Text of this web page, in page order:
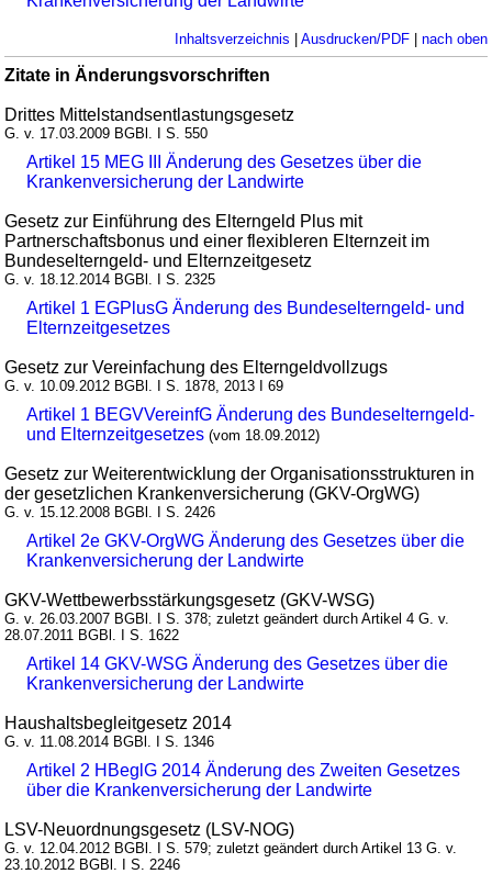
Inhaltsverzeichnis | Ausdrucken/PDF| nach oben
Zitate in Änderungsvorschriften
Drittes Mittelstandsentlastungsgesetz
G. v. 17.03.2009 BGBl. I S. 550
Artikel 15 MEG III Änderung des Gesetzes über die
Krankenversicherung der Landwirte
Gesetz zur Einführung des Elterngeld Plus mit
Partnerschaftsbonus und einer flexibleren Elternzeit im
Bundeselterngeld- und Elternzeitgesetz
G. v. 18.12.2014 BGBl. I S. 2325
Artikel 1 EGPlusG Änderung des Bundeselterngeld- und
Elternzeitgesetzes
Gesetz zur Vereinfachung des Elterngeldvollzugs
G. v. 10.09.2012 BGBl. I S. 1878, 2013 I 69
Artikel 1 BEGVVereinfG Änderung des Bundeselterngeld-
und Elternzeitgesetzes (vom 18.09.2012)
Gesetz zur Weiterentwicklung der Organisationsstrukturen in
der gesetzlichen Krankenversicherung (GKV-OrgWG)
G. v. 15.12.2008 BGBl. I S. 2426
Artikel 2e GKV-OrgWG Änderung des Gesetzes über die
Krankenversicherung der Landwirte
GKV-Wettbewerbsstärkungsgesetz (GKV-WSG)
G. v. 26.03.2007 BGBl. I S. 378; zuletzt geändert durch Artikel 4 G. v.
28.07.2011 BGBl. I S. 1622
Artikel 14 GKV-WSG Änderung des Gesetzes über die
Krankenversicherung der Landwirte
Haushaltsbegleitgesetz 2014
G. v. 11.08.2014 BGBl. I S. 1346
Artikel 2 HBeglG 2014 Änderung des Zweiten Gesetzes
über die Krankenversicherung der Landwirte
LSV-Neuordnungsgesetz (LSV-NOG)
G. v. 12.04.2012 BGBl. I S. 579; zuletzt geändert durch Artikel 13 G. v.
23.10.2012 BGBl. I S. 2246